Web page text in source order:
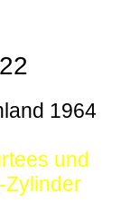
1964
und
Zylinder